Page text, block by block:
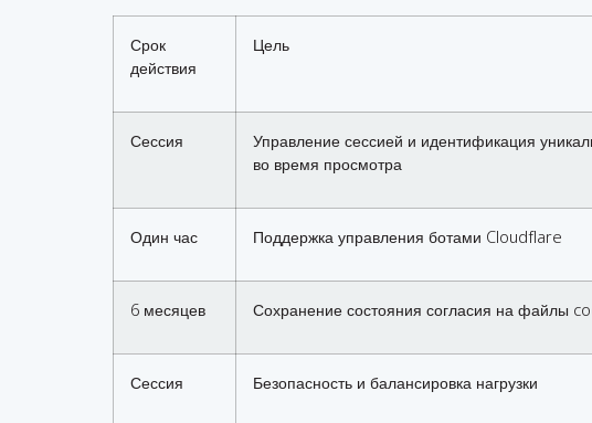
Срок
действия
Цель
Сессия
Управление сессией и идентификация
во время просмотра
Один час Поддержка управления ботами Cloudflare
6 месяцев Сохранение состояния согласия на файлы
Сессия Безопасность и балансировка нагрузки